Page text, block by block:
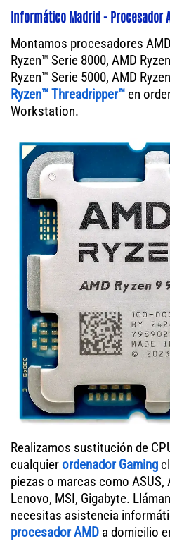
Informático Madrid - Procesador
Montamos procesadores
Ryzen™ Serie 8000, AMD
Ryzen™ Serie 5000, AMD
Ryzen™ Threadripper™ en
Workstation.
Realizamos sustitución de
cualquierordenador Gaming
piezas o marcas como ASUS,
Lenovo, MSI, Gigabyte.
necesitas asistencia
procesador AMD a domicilio